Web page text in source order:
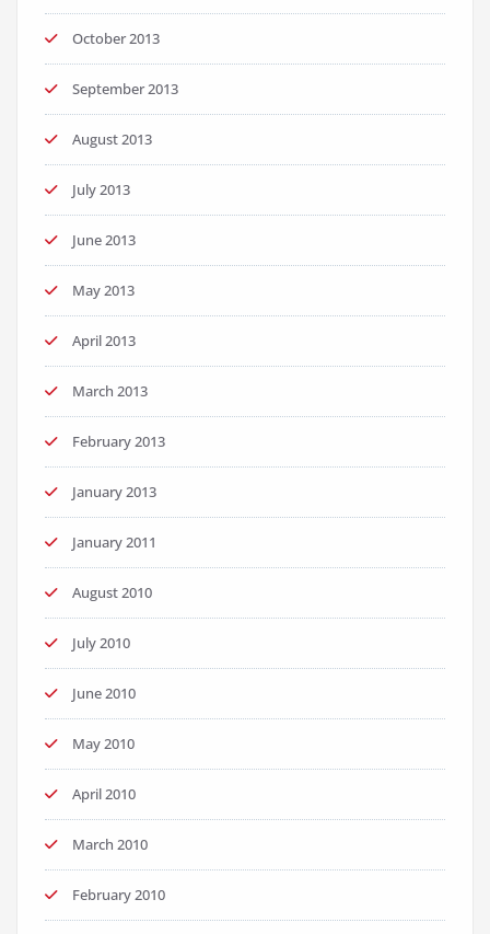
October 2013
September 2013
August 2013
July 2013
June 2013
May 2013
April 2013
March 2013
February 2013
January 2013
January 2011
August 2010
July 2010
June 2010
May 2010
April 2010
March 2010
February 2010